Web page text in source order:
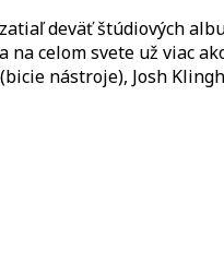
deväť štúdiových
na celom svete už viac
nástroje), Josh